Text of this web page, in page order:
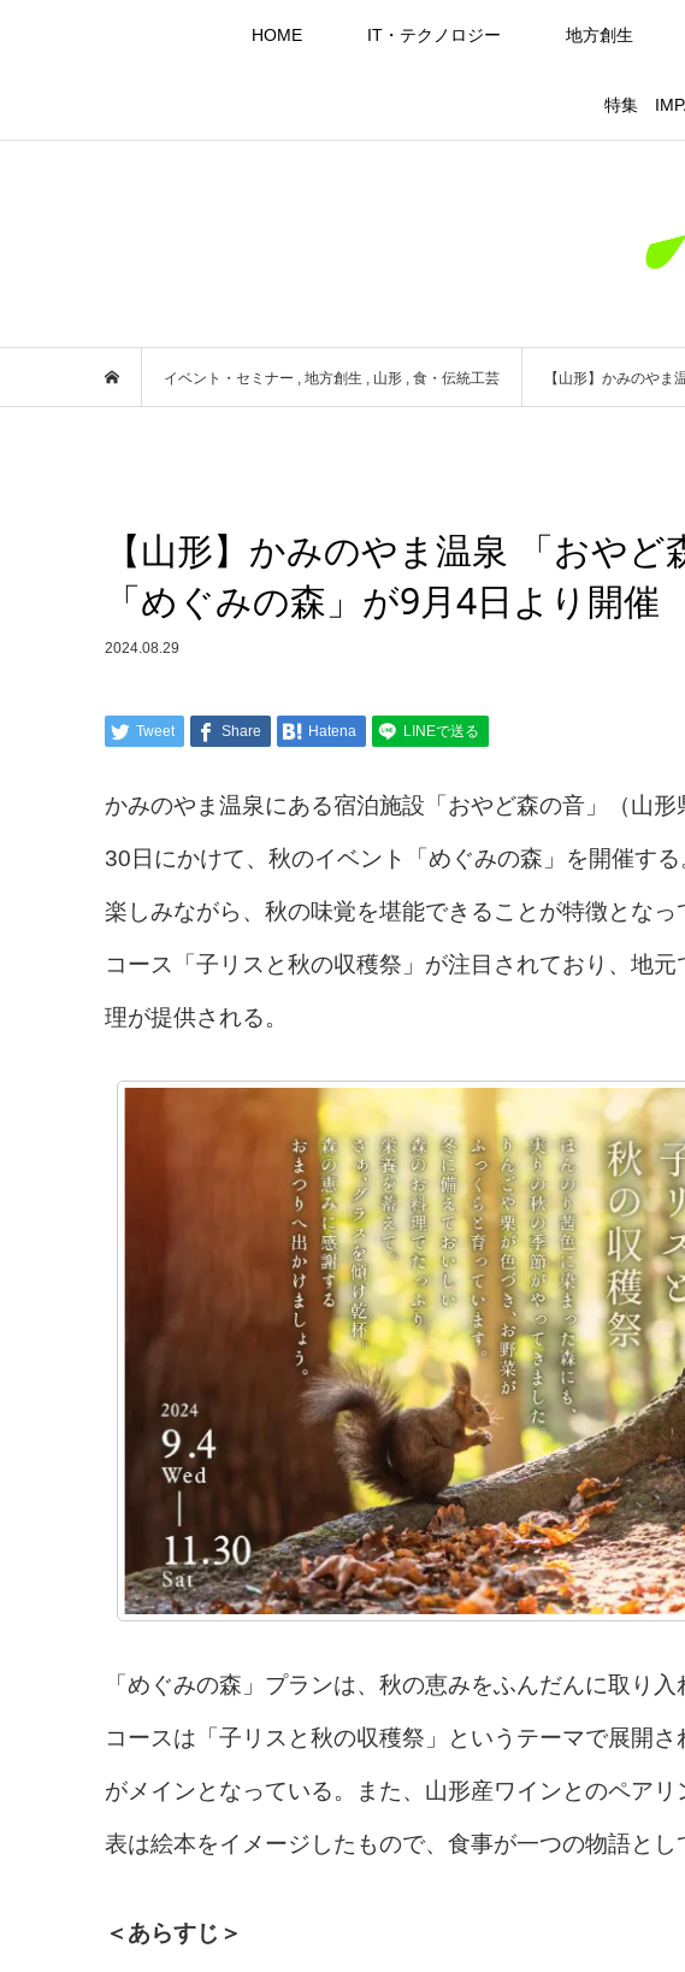
HOME IT・テクノロジー 地方創生
特集
イベント・セミナー 地方創生 山形 食・伝統工芸 【山形】かみのや
【山形】かみのやま温泉 「おや
「めぐみの森」が9月4日より開催
2024.08.29
Tweet Share Hatena LINEで送る
かみのやま温泉にある宿泊施設「おやど森の音」（山
30日にかけて、秋のイベント「めぐみの森」を開催す
楽しみながら、秋の味覚を堪能できることが特徴とな
コース「子リスと秋の収穫祭」が注目されており、地
理が提供される。
「めぐみの森」プランは、秋の恵みをふんだんに取り
コースは「子リスと秋の収穫祭」というテーマで展開
がメインとなっている。また、山形産ワインとのペア
表は絵本をイメージしたもので、食事が一つの物語とし
＜あらすじ＞